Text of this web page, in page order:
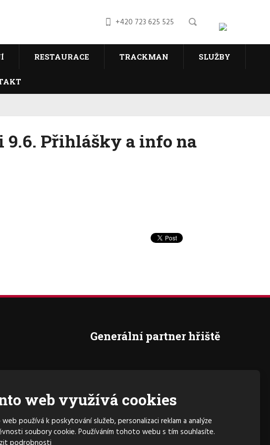
+420 723 625 525
RESTAURACE TRACKMAN SLUŽBY
9.6. Přihlášky a info na
Generální partner hřiště
web využívá cookies
používá k poskytování služeb, personalizaci reklam a analýze
soubory cookie. Používáním tohoto webu s tím souhlasíte.